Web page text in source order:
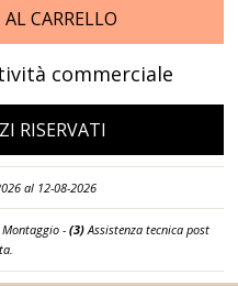
CARRELLO
commerciale
RISERVATI
al 12-08-2026
-(3)Assistenza tecnica post